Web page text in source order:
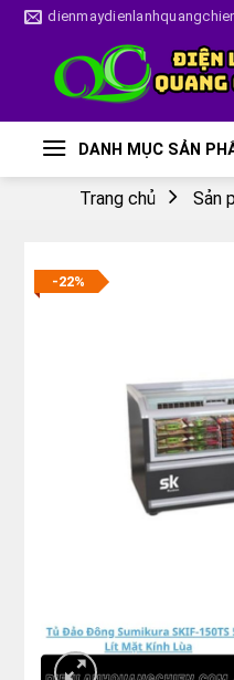
Skip
content
DANH MỤC SẢN
Trang chủ Sản
-22%